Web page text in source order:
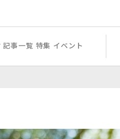
記事一覧 特集 イベント